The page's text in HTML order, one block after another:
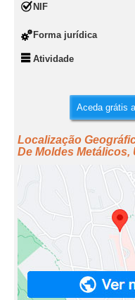
NIF
Forma jurídica
Atividade
Aceda grátis
Localização
De Moldes Metálicos,